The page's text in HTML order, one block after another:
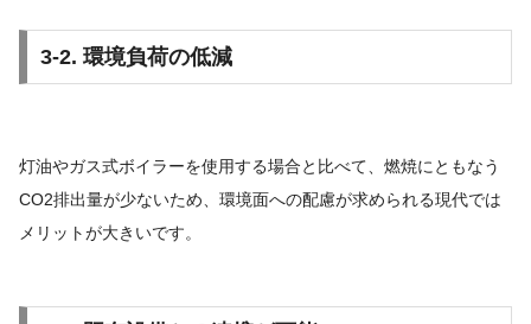
3-2. 環境負荷の低減
灯油やガス式ボイラーを使用する場合と比べて、燃焼にともなう
CO2排出量が少ないため、環境面への配慮が求められる現代では
メリットが大きいです。